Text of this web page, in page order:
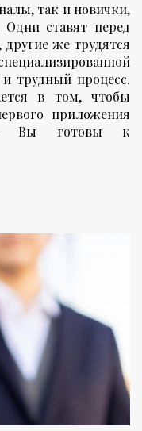
так и новички,
ставят перед
другие же трудятся
трудный процесс.
в том, чтобы
приложения
Вы готовы к